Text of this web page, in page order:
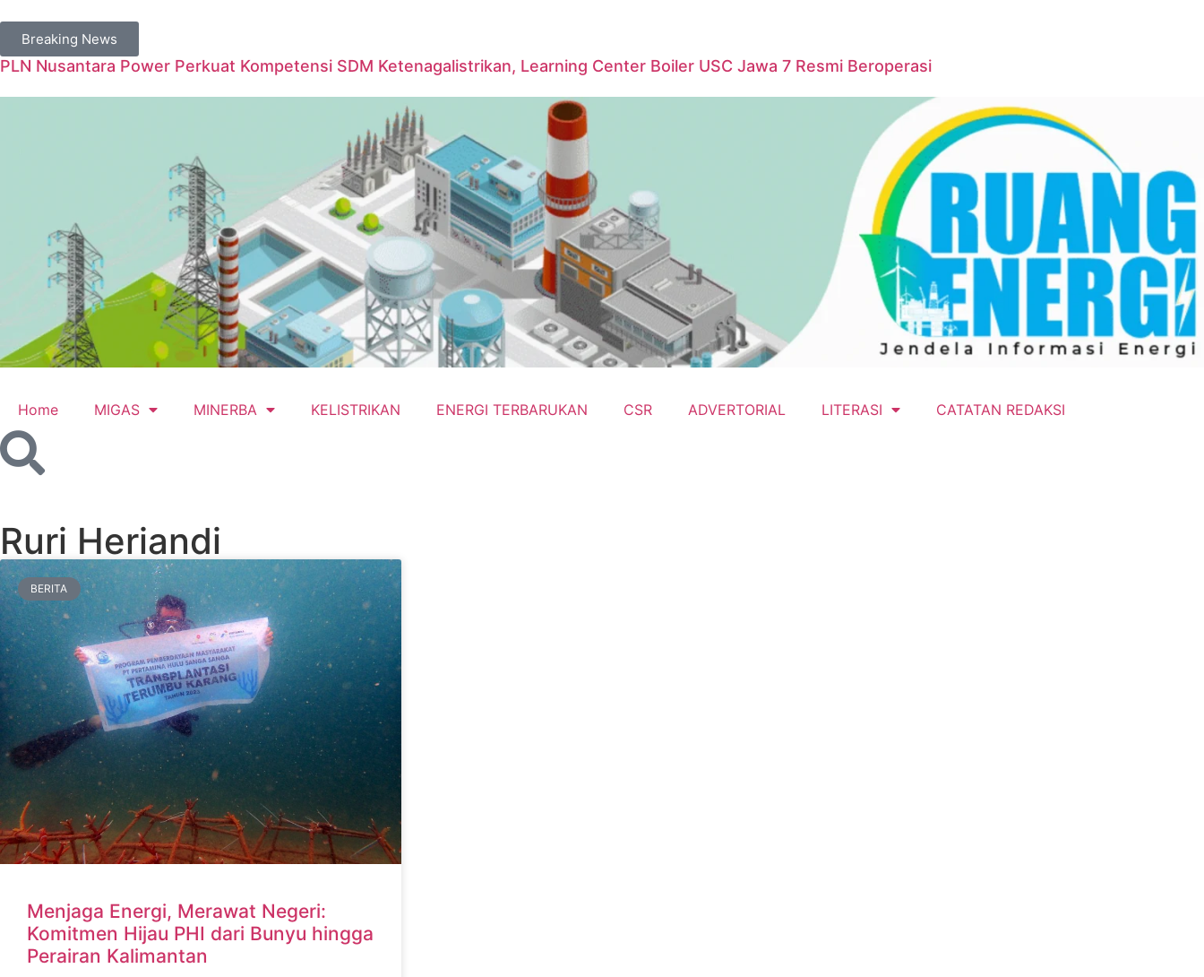
Breaking News
PLN Nusantara Power Perkuat Kompetensi SDM Ketenagalistrikan, Learning Center Boiler USC Jawa 7 Resmi Beroperasi
Home MIGAS MINERBA KELISTRIKAN ENERGI TERBARUKAN CSR ADVERTORIAL LITERASI CATATAN REDAKSI
Ruri Heriandi
BERITA
Menjaga Energi, Merawat Negeri:
Komitmen Hijau PHI dari Bunyu hingga
Perairan Kalimantan